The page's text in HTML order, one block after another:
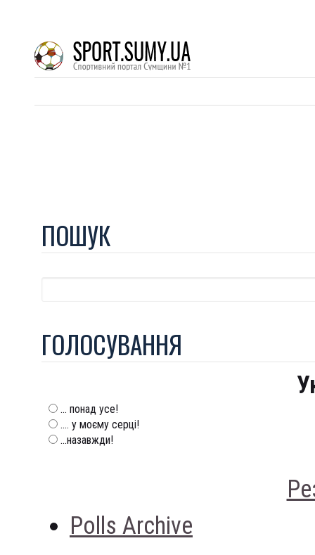
ПОШУК
ГОЛОСУВАННЯ
... понад усе!
.... у моєму серці!
...назавжди!
Polls Archive